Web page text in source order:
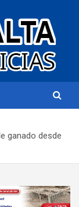
ganado desde